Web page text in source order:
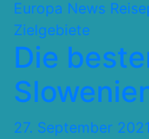
Europa News
Zielgebiete
Die
27. September 2021